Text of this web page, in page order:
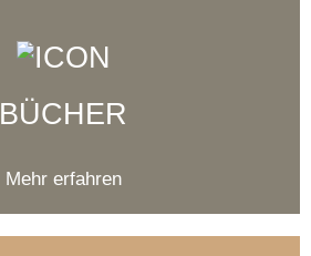
BÜCHER
Mehr erfahren